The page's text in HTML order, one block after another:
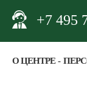
+7 495
О ЦЕНТРЕ